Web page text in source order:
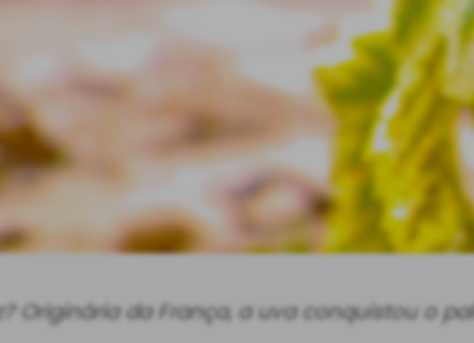
Originária da França, a uva conquistou o